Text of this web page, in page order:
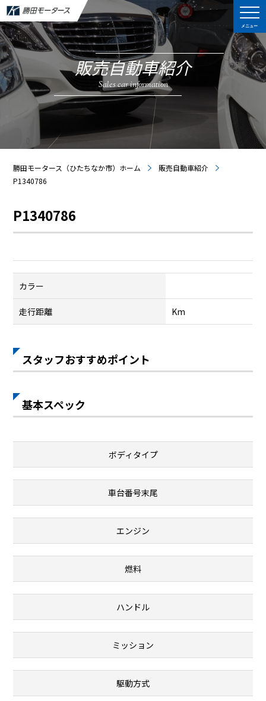
メニュー
販売自動車紹介
Sales car information
勝田モータース（ひたちなか市）ホーム
販売自動車紹介
P1340786
P1340786
カラー
走行距離 Km
スタッフおすすめポイント
基本スペック
ボディタイプ
車台番号末尾
エンジン
燃料
ハンドル
ミッション
駆動方式